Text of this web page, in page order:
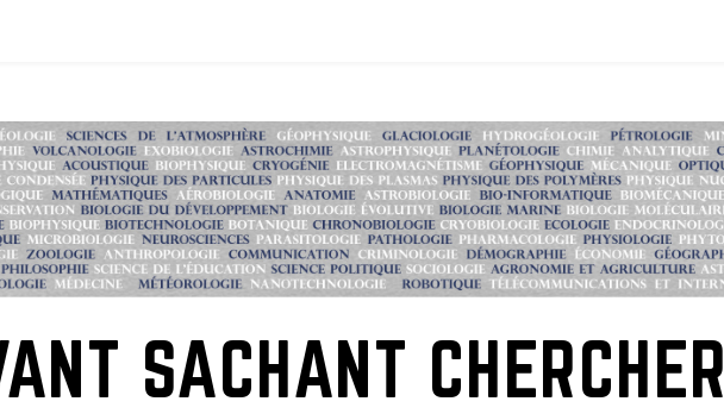
SACHANT CHERCHER